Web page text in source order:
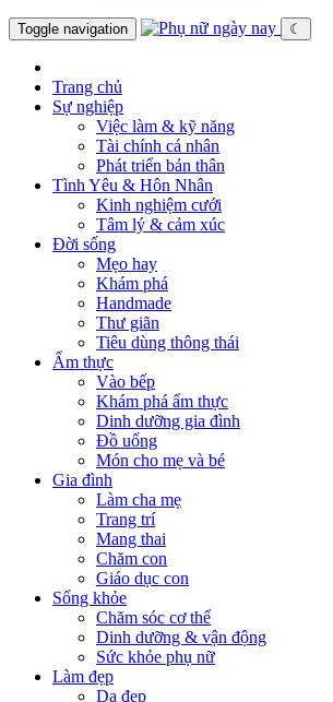
Toggle navigation ☾
Trang chủ
Sự nghiệp
Việc làm & kỹ năng
Tài chính cá nhân
Phát triển bản thân
Tình Yêu & Hôn Nhân
Kinh nghiệm cưới
Tâm lý & cảm xúc
Đời sống
Mẹo hay
Khám phá
Handmade
Thư giãn
Tiêu dùng thông thái
Ẩm thực
Vào bếp
Khám phá ẩm thực
Dinh dưỡng gia đình
Đồ uống
Món cho mẹ và bé
Gia đình
Làm cha mẹ
Trang trí
Mang thai
Chăm con
Giáo dục con
Sống khỏe
Chăm sóc cơ thể
Dinh dưỡng & vận động
Sức khỏe phụ nữ
Làm đẹp
Da đẹp